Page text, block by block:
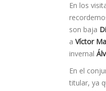
En los
son baja
a Ví­ctor
invernal
En el
titular, ya